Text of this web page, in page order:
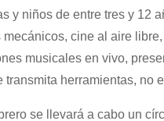
y niños de entre tres y 12
cine al aire
musicales en vivo,
transmita herramientas, no
se llevará a cabo un